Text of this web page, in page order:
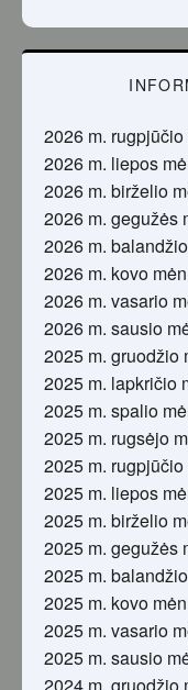
2026 m. rugpjūčio
2026 m. liepos
2026 m. birželio
2026 m. gegužės
2026 m.
2026 m. kovo
2026 m. vasario
2026 m. sausio
2025 m. gruodžio
2025 m. lapkričio
2025 m. spalio
2025 m. rugsėjo
2025 m. rugpjūčio
2025 m. liepos
2025 m. birželio
2025 m. gegužės
2025 m.
2025 m. kovo
2025 m. vasario
2025 m. sausio